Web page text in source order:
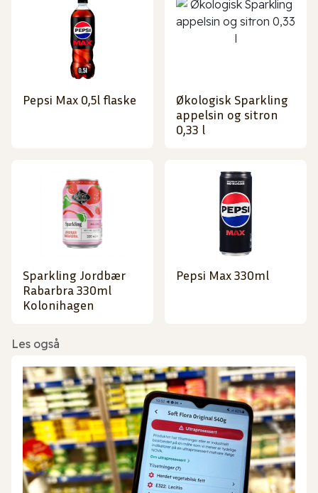
Pepsi Max 0,5l flaske
Økologisk Sparkling
appelsin og sitron
0,33 l
Sparkling Jordbær
Rabarbra 330ml
Kolonihagen
Pepsi Max 330ml
Les også